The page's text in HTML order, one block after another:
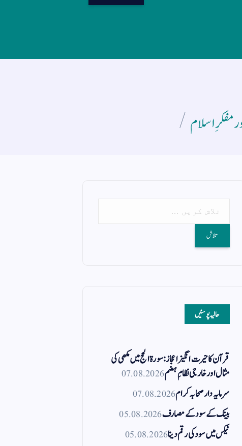
مفکرِ اسلام
حالیہ پوسٹیں
قرآن کا حیرت انگیز اعجاز: سورۃ الحج میں مکھی کی
مثال اور خارجی نظامِ ہضم07.08.2026
سرمایہ دار صحابہ کرام07.08.2026
بینک کے سود کے مصارف05.08.2026
ٹیکس میں سود کی رقم دینا05.08.2026